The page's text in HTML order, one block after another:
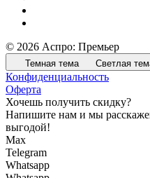
© 2026 Аспро: Премьер
Темная тема Светлая
Конфиденциальность
Оферта
Хочешь получить скидку?
Напишите нам и мы
выгодой!
Max
Telegram
Whatsapp